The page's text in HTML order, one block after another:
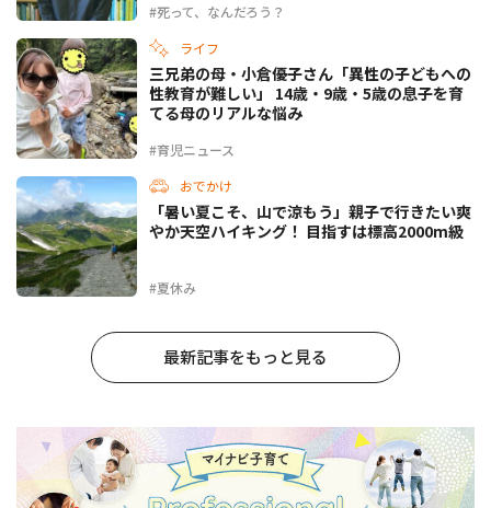
#死って、なんだろう？
ライフ
#育児ニュース
三兄弟の母・小倉優子さん「異性の子どもへの
性教育が難しい」 14歳・9歳・5歳の息子を育
てる母のリアルな悩み
おでかけ
#夏休み
「暑い夏こそ、山で涼もう」親子で行きたい爽
やか天空ハイキング！ 目指すは標高2000m級
最新記事をもっと見る